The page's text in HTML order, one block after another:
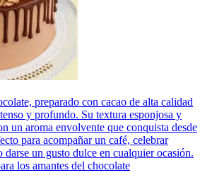
preparado con cacao de alta calidad
y profundo. Su textura esponjosa y
un aroma envolvente que conquista desde
para acompañar un café, celebrar
darse un gusto dulce en cualquier ocasión.
los amantes del chocolate